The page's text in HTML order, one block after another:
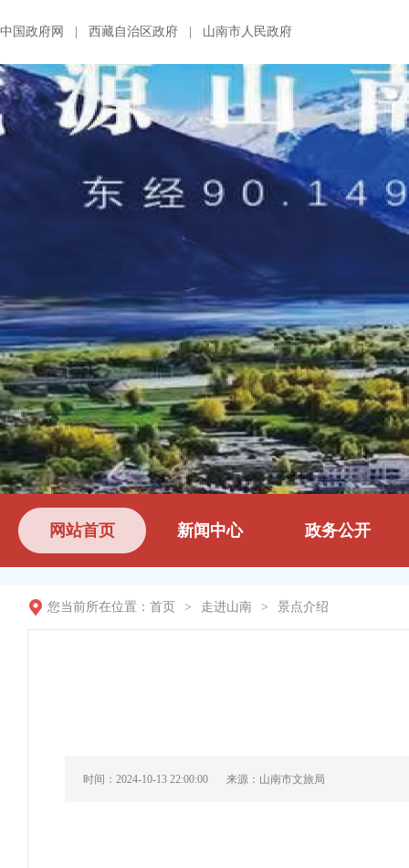
中国政府网 西藏自治区政府 山南市人民政府
网站首页 新闻中心 政务公开
您当前所在位置： 首页 > 走进山南 > 景点介绍
时间：2024-10-13 22:00:00 来源：山南市文旅局